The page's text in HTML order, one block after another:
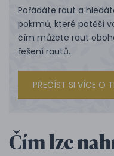
Pořádáte raut a
pokrmů, které potěší
čím můžete raut
řešení rautů.
PŘEČÍST SI VÍCE O
Čím lze